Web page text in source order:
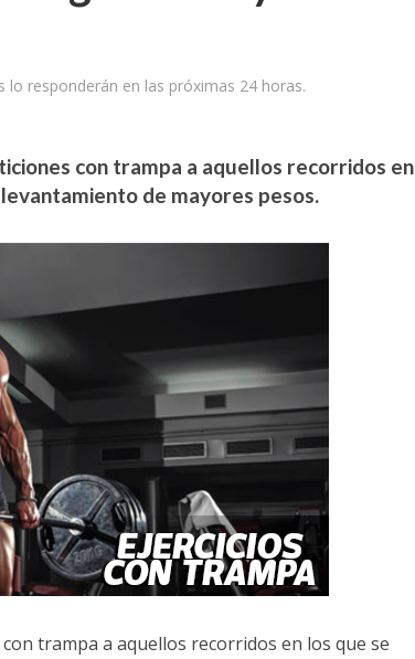
lo responderán en las próximas 24 horas.
con trampa a aquellos recorridos en
de mayores pesos.
trampa a aquellos recorridos en los que se